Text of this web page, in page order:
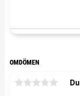
OMDÖMEN
Du